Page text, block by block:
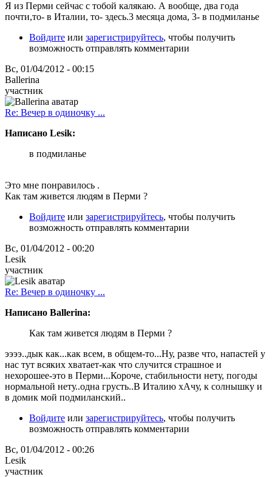
Я из Перми сейчас с тобой калякаю. А вообще, два года
почти,то- в Италии, то- здесь.3 месяца дома, 3- в подмиланье
Войдите или зарегистрируйтесь, чтобы получить
возможность отправлять комментарии
Вс, 01/04/2012 - 00:15
Ballerina
участник
Re: Вечер в одиночку ...
Написано Lesik:
в подмиланье
Это мне понравилось .
Как там живется людям в Перми ?
Войдите или зарегистрируйтесь, чтобы получить
возможность отправлять комментарии
Вс, 01/04/2012 - 00:20
Lesik
участник
Re: Вечер в одиночку ...
Написано Ballerina:
Как там живется людям в Перми ?
ээээ..дык как...как всем, в общем-то...Ну, разве что, напастей у
нас тут всяких хватает-как что случится страшное и
нехорошее-это в Перми...Короче, стабильности нету, погоды
нормальной нету..одна грусть..В Италию хАчу, к солнышку и
в домик мой подмиланский..
Войдите или зарегистрируйтесь, чтобы получить
возможность отправлять комментарии
Вс, 01/04/2012 - 00:26
Lesik
участник